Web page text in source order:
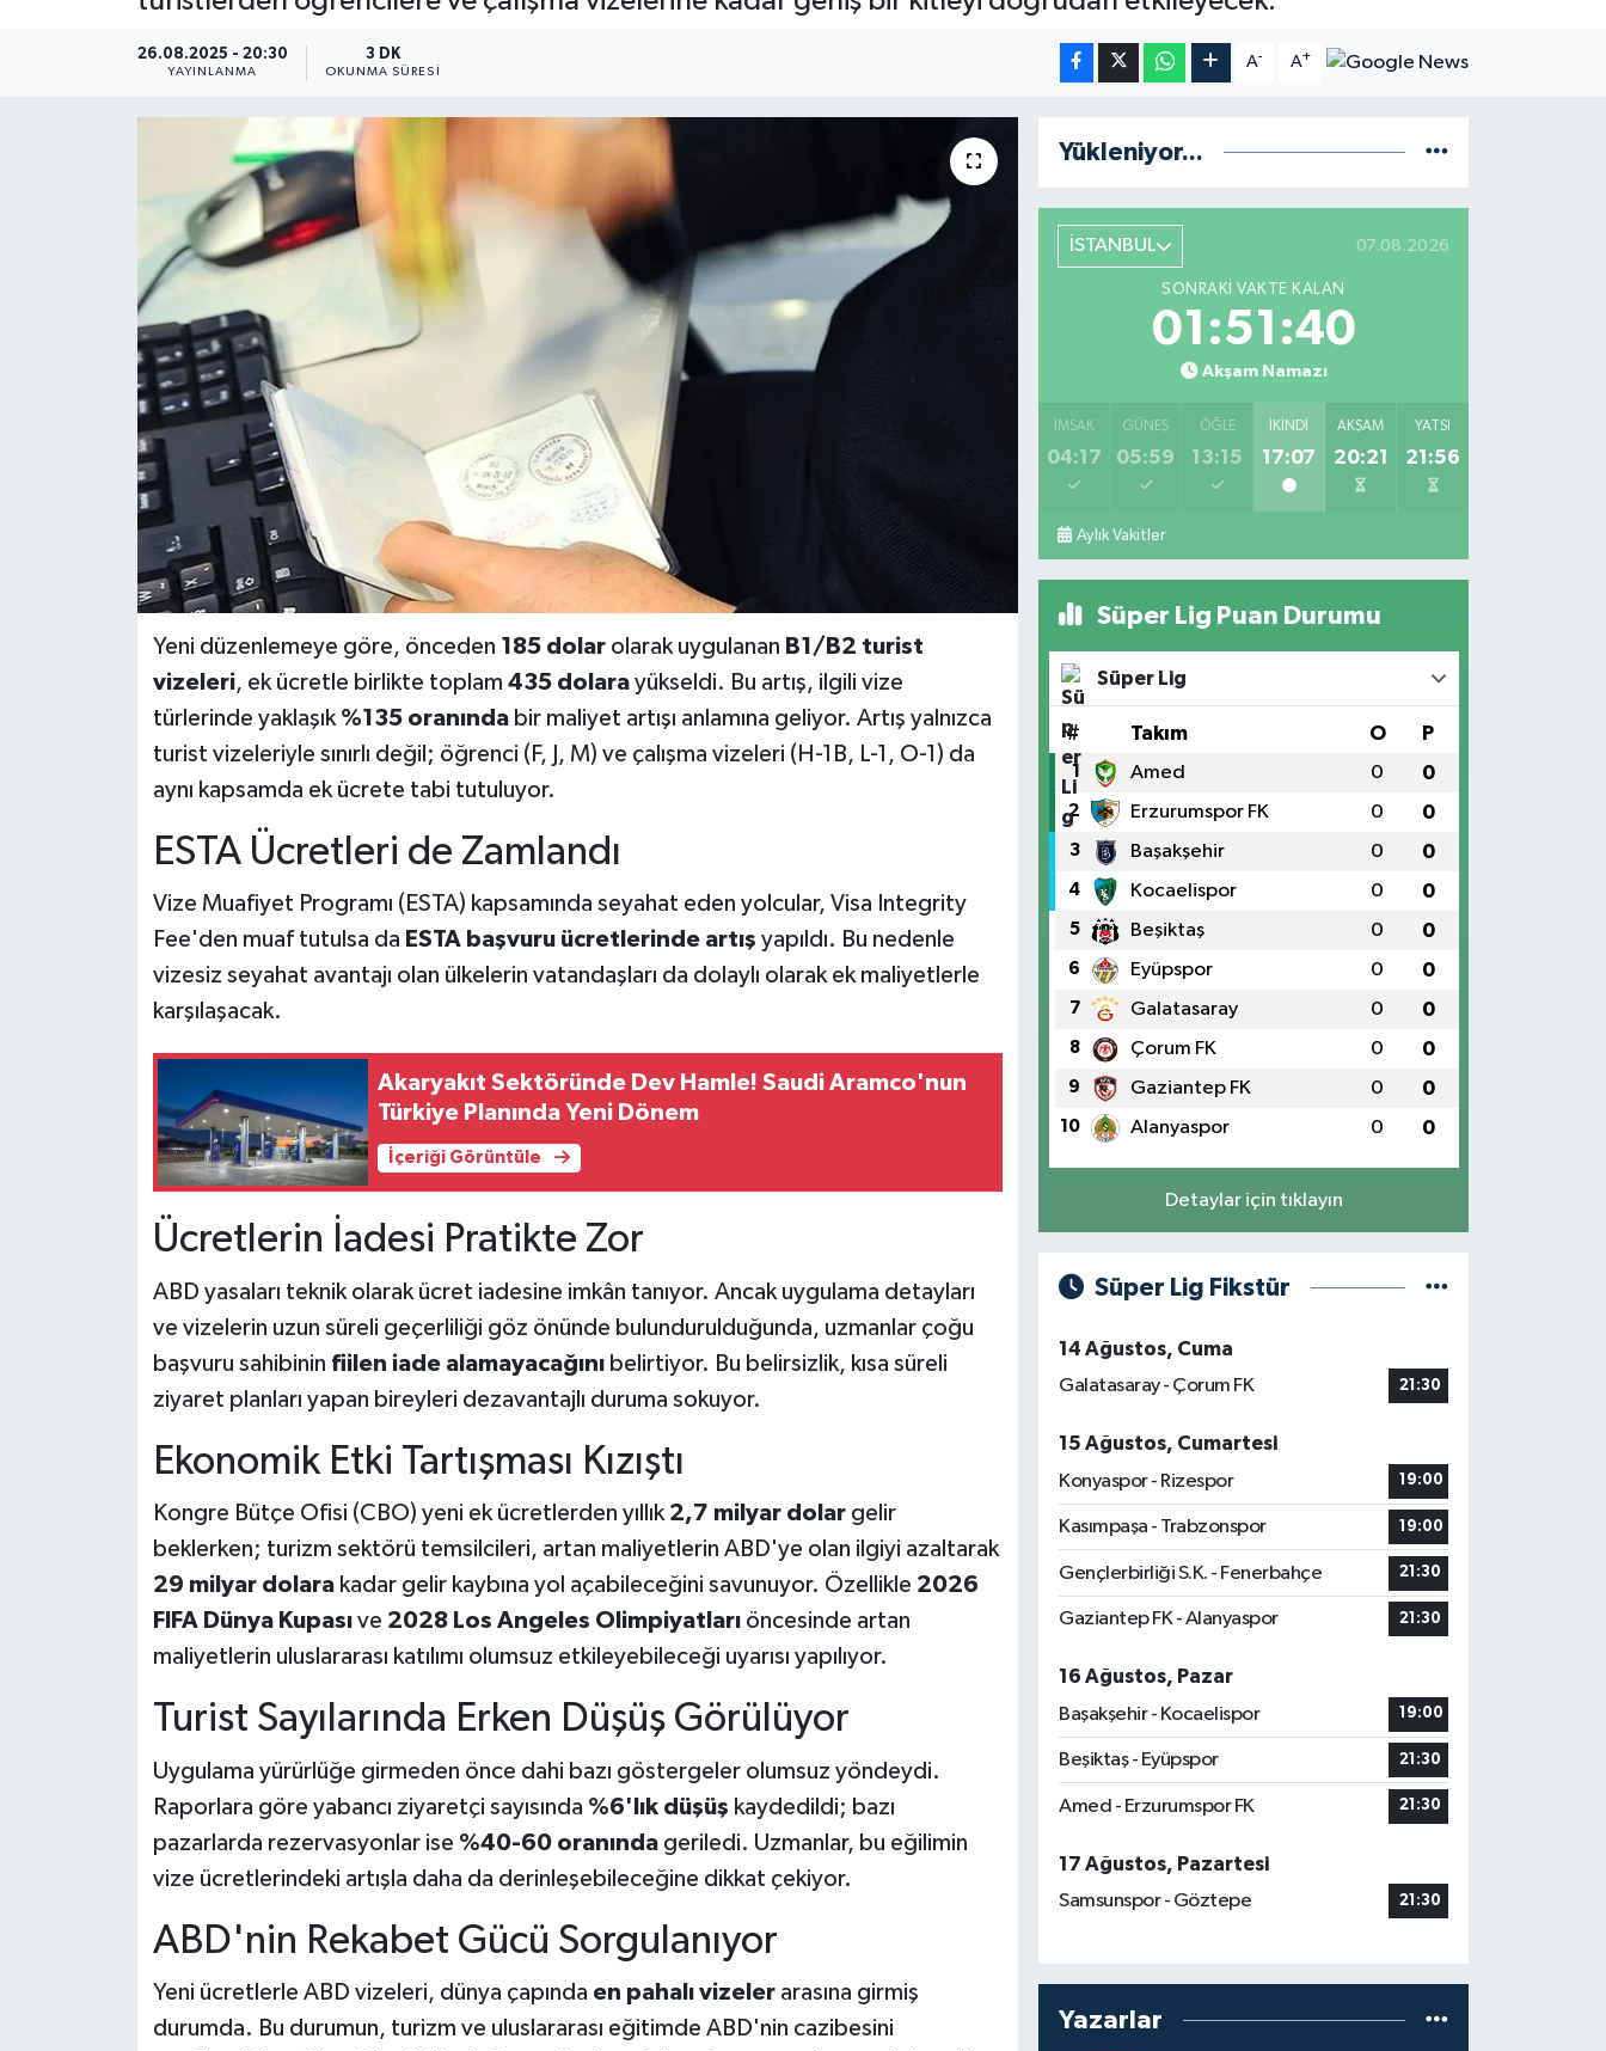
26.08.2025 - 20:30
YAYINLANMA
3 DK
OKUNMA SÜRESI
A- A+
Yeni düzenlemeye göre, önceden 185 dolarolarak uygulanan B1/B2 turist
vizeleri, ek ücretle birlikte toplam 435 dolarayükseldi. Bu artış, ilgili vize
türlerinde yaklaşık %135 oranındabir maliyet artışı anlamına geliyor. Artış yalnızca
turist vizeleriyle sınırlı değil; öğrenci (F, J, M) ve çalışma vizeleri (H-1B, L-1, O-1) da
aynı kapsamda ek ücrete tabi tutuluyor.
ESTA Ücretleri de Zamlandı
Vize Muafiyet Programı (ESTA) kapsamında seyahat eden yolcular, Visa Integrity
Fee'den muaf tutulsa da ESTA başvuru ücretlerinde artış yapıldı. Bu nedenle
vizesiz seyahat avantajı olan ülkelerin vatandaşları da dolaylı olarak ek maliyetlerle
karşılaşacak.
Akaryakıt Sektöründe Dev Hamle! Saudi Aramco'nun
Türkiye Planında Yeni Dönem
İçeriği Görüntüle
Ücretlerin İadesi Pratikte Zor
ABD yasaları teknik olarak ücret iadesine imkân tanıyor. Ancak uygulama detayları
ve vizelerin uzun süreli geçerliliği göz önünde bulundurulduğunda, uzmanlar çoğu
başvuru sahibinin fiilen iade alamayacağınıbelirtiyor. Bu belirsizlik, kısa süreli
ziyaret planları yapan bireyleri dezavantajlı duruma sokuyor.
Ekonomik Etki Tartışması Kızıştı
Kongre Bütçe Ofisi (CBO) yeni ek ücretlerden yıllık 2,7 milyar dolargelir
beklerken; turizm sektörü temsilcileri, artan maliyetlerin ABD'ye olan ilgiyi azaltarak
29 milyar dolarakadar gelir kaybına yol açabileceğini savunuyor. Özellikle 2026
FIFA Dünya Kupasıve 2028 Los Angeles Olimpiyatlarıöncesinde artan
maliyetlerin uluslararası katılımı olumsuz etkileyebileceği uyarısı yapılıyor.
Turist Sayılarında Erken Düşüş Görülüyor
Uygulama yürürlüğe girmeden önce dahi bazı göstergeler olumsuz yöndeydi.
Raporlara göre yabancı ziyaretçi sayısında %6'lık düşüş kaydedildi; bazı
pazarlarda rezervasyonlar ise %40-60 oranındageriledi. Uzmanlar, bu eğilimin
vize ücretlerindeki artışla daha da derinleşebileceğine dikkat çekiyor.
ABD'nin Rekabet Gücü Sorgulanıyor
Yeni ücretlerle ABD vizeleri, dünya çapında en pahalı vizelerarasına girmiş
durumda. Bu durumun, turizm ve uluslararası eğitimde ABD'nin cazibesini
Yükleniyor...
İSTANBUL 07.08.2026
SONRAKI VAKTE KALAN
01:51:39
Akşam Namazı
İMSAK
04:17
GÜNEŞ
05:59
ÖĞLE
13:15
İKINDI
17:07
AKŞAM
20:21
YATSI
21:56
Aylık Vakitler
Süper Lig Puan Durumu
Süper Lig
# Takım O P
1 Amed 0 0
2 Erzurumspor FK 0 0
3 Başakşehir 0 0
4 Kocaelispor 0 0
5 Beşiktaş 0 0
6 Eyüpspor 0 0
7 Galatasaray 0 0
8 Çorum FK 0 0
9 Gaziantep FK 0 0
10 Alanyaspor 0 0
Detaylar için tıklayın
Süper Lig Fikstür
14 Ağustos, Cuma
Galatasaray - Çorum FK
21:30
15 Ağustos, Cumartesi
Konyaspor - Rizespor
19:00
Kasımpaşa - Trabzonspor 19:00
Gençlerbirliği S.K. - Fenerbahçe 21:30
Gaziantep FK - Alanyaspor 21:30
16 Ağustos, Pazar
Başakşehir - Kocaelispor
19:00
Beşiktaş - Eyüpspor 21:30
Amed - Erzurumspor FK 21:30
17 Ağustos, Pazartesi
Samsunspor - Göztepe
21:30
Yazarlar